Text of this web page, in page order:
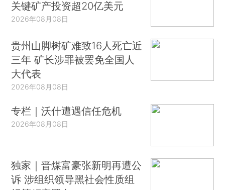
关键矿产投资超20亿美元
2026年08月08日
贵州山脚树矿难致16人死亡近
三年 矿长涉罪被罢免全国人
大代表
2026年08月08日
专栏｜沃什遭遇信任危机
2026年08月08日
独家｜晋煤富豪张新明再遭公
诉 涉组织领导黑社会性质组